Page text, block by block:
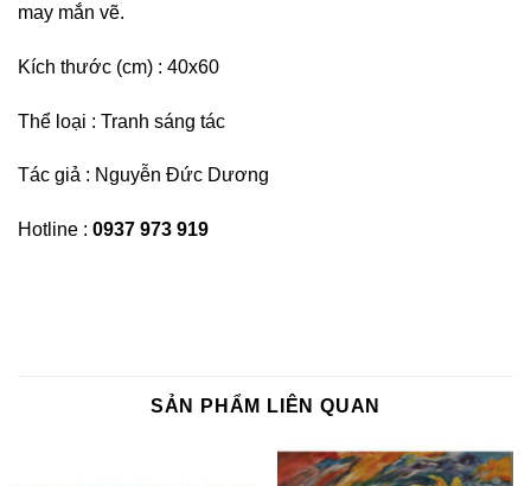
may mắn vẽ.
Kích thước (cm) : 40x60
Thể loại : Tranh sáng tác
Tác giả : Nguyễn Đức Dương
Hotline : 0937 973 919
SẢN PHẨM LIÊN QUAN